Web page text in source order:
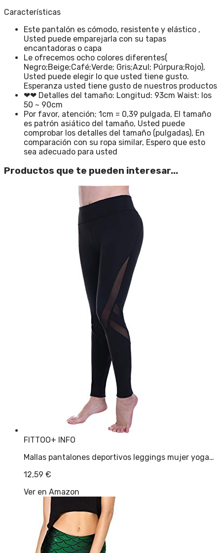
Características
Este pantalón es cómodo, resistente y elástico ,
Usted puede emparejarla con su tapas
encantadoras o capa
Le ofrecemos ocho colores diferentes(
Negro;Beige;Café;Verde; Gris;Azul; Púrpura;Rojo),
Usted puede elegir lo que usted tiene gusto.
Esperanza usted tiene gusto de nuestros productos
❤❤ Detalles del tamaño: Longitud: 93cm Waist: los
50 ~ 90cm
Por favor, atención; 1cm = 0,39 pulgada, El tamaño
es patrón asiático del tamaño, Usted puede
comprobar los detalles del tamaño (pulgadas), En
comparación con su ropa similar, Espero que esto
sea adecuado para usted
Productos que te pueden interesar...
FITTOO+ INFO
Mallas pantalones deportivos leggings mujer yoga…
12,59 €
Ver en Amazon